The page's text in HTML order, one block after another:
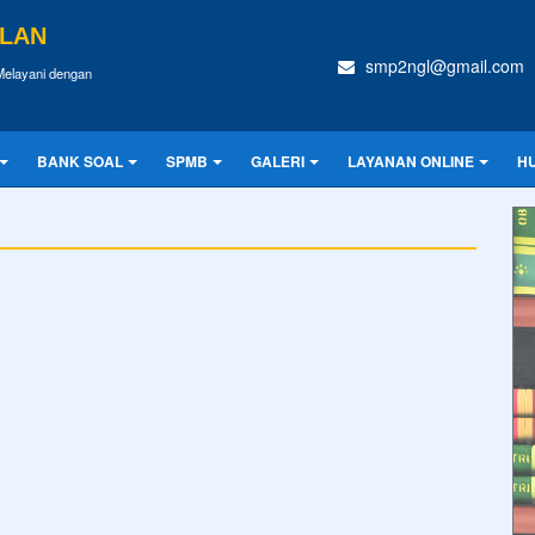
dengan smp2ngl@gmail.com
BANK SOAL SPMB GALERI LAYANAN ONLINE